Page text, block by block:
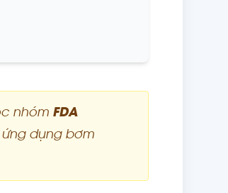
nhóm FDA
dụng bơm